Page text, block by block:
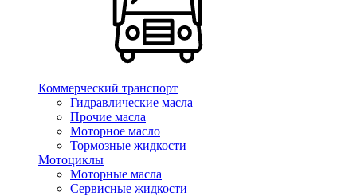
Коммерческий транспорт
Гидравлические масла
Прочие масла
Моторное масло
Тормозные жидкости
Мотоциклы
Моторные масла
Сервисные жидкости